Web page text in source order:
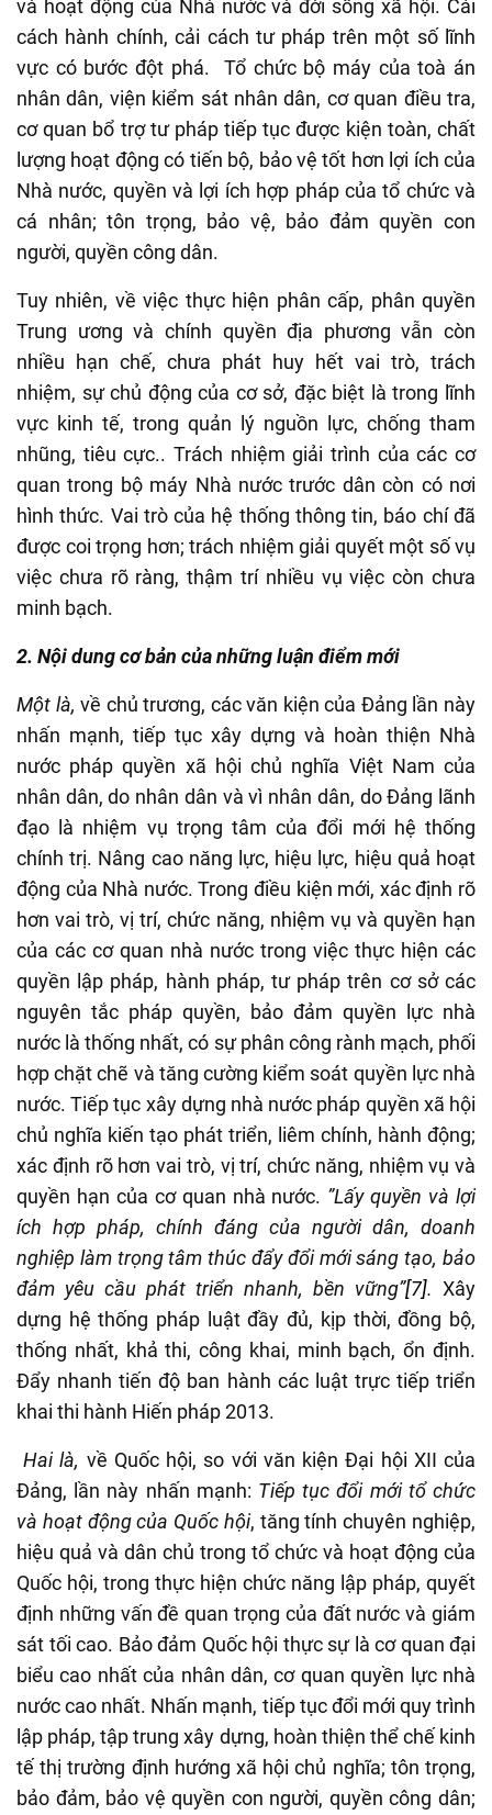
và hoạt động của Nhà nước và đời sống xã hội. Cải
cách hành chính, cải cách tư pháp trên một số lĩnh
vực có bước đột phá. Tổ chức bộ máy của toà án
nhân dân, viện kiểm sát nhân dân, cơ quan điều tra,
cơ quan bổ trợ tư pháp tiếp tục được kiện toàn, chất
lượng hoạt động có tiến bộ, bảo vệ tốt hơn lợi ích của
Nhà nước, quyền và lợi ích hợp pháp của tổ chức và
cá nhân; tôn trọng, bảo vệ, bảo đảm quyền con
người, quyền công dân.
Tuy nhiên, về việc thực hiện phân cấp, phân quyền
Trung ương và chính quyền địa phương vẫn còn
nhiều hạn chế, chưa phát huy hết vai trò, trách
nhiệm, sự chủ động của cơ sở, đặc biệt là trong lĩnh
vực kinh tế, trong quản lý nguồn lực, chống tham
nhũng, tiêu cực.. Trách nhiệm giải trình của các cơ
quan trong bộ máy Nhà nước trước dân còn có nơi
hình thức. Vai trò của hệ thống thông tin, báo chí đã
được coi trọng hơn; trách nhiệm giải quyết một số vụ
việc chưa rõ ràng, thậm trí nhiều vụ việc còn chưa
minh bạch.
2. Nội dung cơ bản của những luận điểm mới
Một là,về chủ trương, các văn kiện của Đảng lần này
nhấn mạnh, tiếp tục xây dựng và hoàn thiện Nhà
nước pháp quyền xã hội chủ nghĩa Việt Nam của
nhân dân, do nhân dân và vì nhân dân, do Đảng lãnh
đạo là nhiệm vụ trọng tâm của đổi mới hệ thống
chính trị. Nâng cao năng lực, hiệu lực, hiệu quả hoạt
động của Nhà nước. Trong điều kiện mới, xác định rõ
hơn vai trò, vị trí, chức năng, nhiệm vụ và quyền hạn
của các cơ quan nhà nước trong việc thực hiện các
quyền lập pháp, hành pháp, tư pháp trên cơ sở các
nguyên tắc pháp quyền, bảo đảm quyền lực nhà
nước là thống nhất, có sự phân công rành mạch, phối
hợp chặt chẽ và tăng cường kiểm soát quyền lực nhà
nước. Tiếp tục xây dựng nhà nước pháp quyền xã hội
chủ nghĩa kiến tạo phát triển, liêm chính, hành động;
xác định rõ hơn vai trò, vị trí, chức năng, nhiệm vụ và
quyền hạn của cơ quan nhà nước. ”Lấy quyền và lợi
ích hợp pháp, chính đáng của người dân, doanh
nghiệp làm trọng tâm thúc đẩy đổi mới sáng tạo, bảo
đảm yêu cầu phát triển nhanh, bền vững”[7]. Xây
dựng hệ thống pháp luật đầy đủ, kịp thời, đồng bộ,
thống nhất, khả thi, công khai, minh bạch, ổn định.
Đẩy nhanh tiến độ ban hành các luật trực tiếp triển
khai thi hành Hiến pháp 2013.
Hai là, về Quốc hội, so với văn kiện Đại hội XII của
Đảng, lần này nhấn mạnh: Tiếp tục đổi mới tổ chức
và hoạt động của Quốc hội, tăng tính chuyên nghiệp,
hiệu quả và dân chủ trong tổ chức và hoạt động của
Quốc hội, trong thực hiện chức năng lập pháp, quyết
định những vấn đề quan trọng của đất nước và giám
sát tối cao. Bảo đảm Quốc hội thực sự là cơ quan đại
biểu cao nhất của nhân dân, cơ quan quyền lực nhà
nước cao nhất. Nhấn mạnh, tiếp tục đổi mới quy trình
lập pháp, tập trung xây dựng, hoàn thiện thể chế kinh
tế thị trường định hướng xã hội chủ nghĩa; tôn trọng,
bảo đảm, bảo vệ quyền con người, quyền công dân;